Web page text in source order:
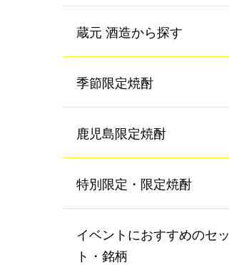
蔵元 酒造から探す
季節限定焼酎
鹿児島限定焼酎
特別限定・限定焼酎
イベントにおすすめのセッ
ト・銘柄